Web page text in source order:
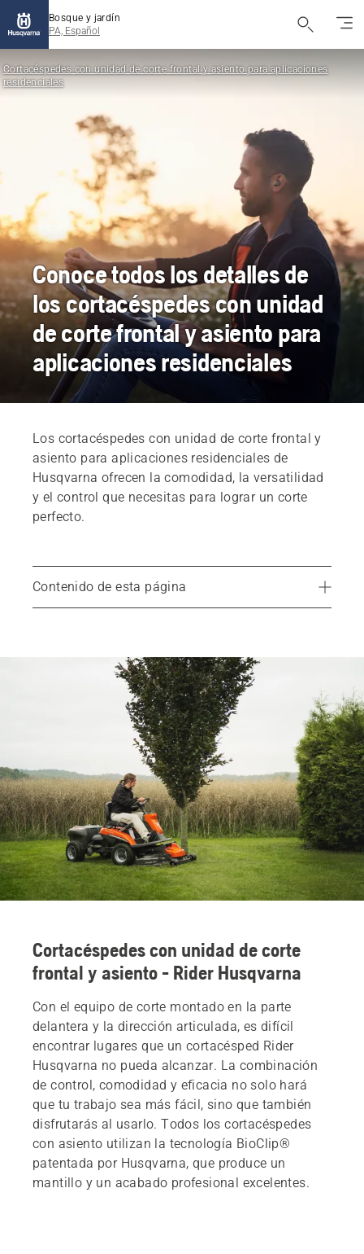
Bosque y jardín
PA, Español
Cortacéspedes con unidad de corte frontal y asiento para aplicaciones
residenciales
Conoce todos los detalles de
los cortacéspedes con unidad
de corte frontal y asiento para
aplicaciones residenciales
Los cortacéspedes con unidad de corte frontal y
asiento para aplicaciones residenciales de
Husqvarna ofrecen la comodidad, la versatilidad
y el control que necesitas para lograr un corte
perfecto.
Contenido de esta página
Productos recomendados
Encuentra tu distribuidor local
Cortacéspedes con unidad de corte
frontal y asiento - Rider Husqvarna
Con el equipo de corte montado en la parte
delantera y la dirección articulada, es difícil
encontrar lugares que un cortacésped Rider
Husqvarna no pueda alcanzar. La combinación
de control, comodidad y eficacia no solo hará
que tu trabajo sea más fácil, sino que también
disfrutarás al usarlo. Todos los cortacéspedes
con asiento utilizan la tecnología BioClip®
patentada por Husqvarna, que produce un
mantillo y un acabado profesional excelentes.